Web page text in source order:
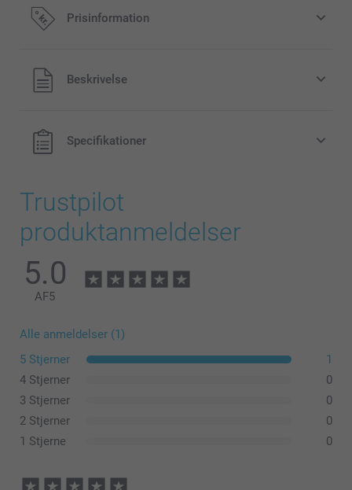
Prisinformation
Alle priser inklusive moms og uden
forsendelsesomkostninger
Beskrivelse
Specifikationer
Trustpilot
produktanmeldelser
5.0
AF5
Alle anmeldelser (1)
5 Stjerner
1
4 Stjerner
0
3 Stjerner
0
2 Stjerner
0
1 Stjerne
0